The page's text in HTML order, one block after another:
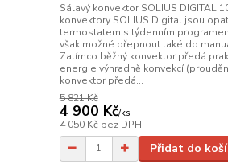
Sálavý konvektor SOLIUS DIGITAL
konvektory SOLIUS Digital jsou
termostatem s týdenním
však možné přepnout také do
Zatímco běžný konvektor předá
energie výhradně konvekcí
konvektor předá...
5 821 Kč
4 900 Kč/ks
4 050 Kč bez DPH
Přidat do